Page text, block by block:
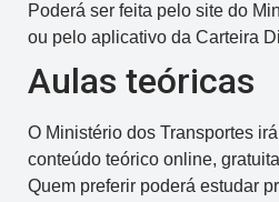
Poderá ser feita pelo site do
ou pelo aplicativo da Carteira
Aulas teóricas
O Ministério dos Transportes
conteúdo teórico online,
Quem preferir poderá estudar